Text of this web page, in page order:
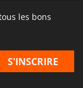
les bons